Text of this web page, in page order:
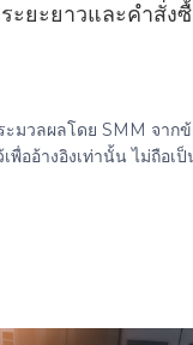
ยะยาวและคำสั่ง
มวลผลโดย SMM จาก
ออ้างอิงเท่านั้น ไม่ถือเ